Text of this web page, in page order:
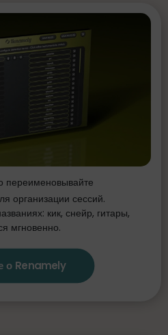
переименовывайте
организации сессий.
кик, снейр, гитары,
мгновенно.
о Renamely